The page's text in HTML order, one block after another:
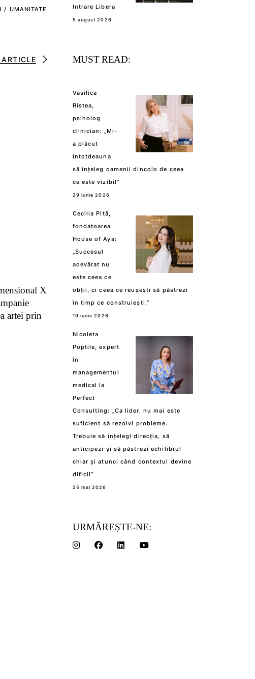
/ UMANITATE
X
artei prin
Intrare Libera
5 august 2026
MUST READ:
Vasilica
Ristea,
psiholog
clinician: „Mi-
a plăcut
întotdeauna
să înțeleg oamenii dincolo de ceea
ce este vizibil”
29 iunie 2026
Cecilia Pită,
fondatoarea
House of Aya:
„Succesul
adevărat nu
este ceea ce
obții, ci ceea ce reușești să păstrezi
în timp ce construiești.”
19 iunie 2026
Nicoleta
Poptile, expert
în
managementul
medical la
Perfect
Consulting: „Ca lider, nu mai este
suficient să rezolvi probleme.
Trebuie să înțelegi direcția, să
anticipezi și să păstrezi echilibrul
chiar și atunci când contextul devine
dificil”
25 mai 2026
URMĂREȘTE-NE: